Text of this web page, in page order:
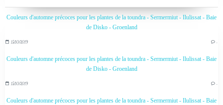
Couleurs d'automne précoces pour les plantes de la toundra - Sermermiut - Ilulissat - Baie
de Disko - Groenland
15/10/2019 …
Couleurs d'automne précoces pour les plantes de la toundra - Sermermiut - Ilulissat - Baie
de Disko - Groenland
15/10/2019 …
Couleurs d'automne précoces pour les plantes de la toundra - Sermermiut - Ilulissat - Baie